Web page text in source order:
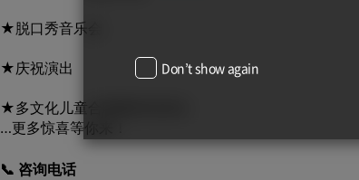
★脱口秀音乐会
★庆祝演出
★多文化儿童合唱团特别演出
…更多惊喜等你来！
📞 咨询电话
Don’t show again